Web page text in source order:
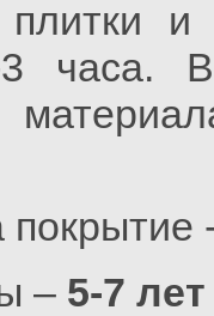
часа.
покрытие
– 5-7 лет